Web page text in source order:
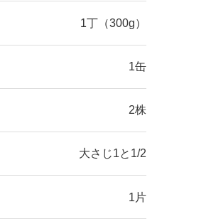
1丁（300g）
1缶
2株
大さじ1と1/2
1片